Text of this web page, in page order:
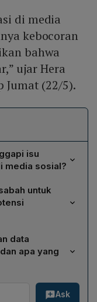
di media
kebocoran
bahwa
ujar Hera
Jumat (22/5).
isu
media sosial?
Communication
menyatakan
BCA telah
memastikan
perseroan. Bank
berlapis serta
untuk
untuk
data pribadi
OTP, maupun PIN
disarankan
berkala guna
digital.
data
apa yang
akun
bernama
Ask